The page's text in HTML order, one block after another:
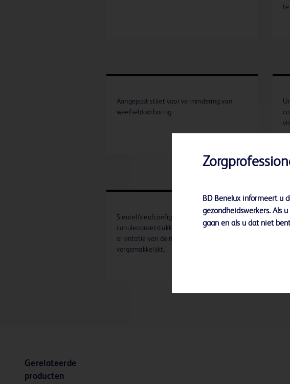
te
Aangepast stilet voor vermindering van
weefseldoorboring.
Sleutel/sleufconfiguratie van stilet- en
canuleaanzetstukken die de juiste
oriëntatie van de naaldafschuining
vergemakkelijkt.
Gerelateerde
producten
BD Benelux informeert u
gezondheidswerkers. Als
gaan en als u dat niet